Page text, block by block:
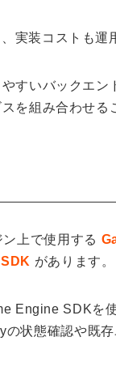
実装コストも運
すいバックエン
を組み合わせる
上で使用する
があります。
Engine SDKを
状態確認や既